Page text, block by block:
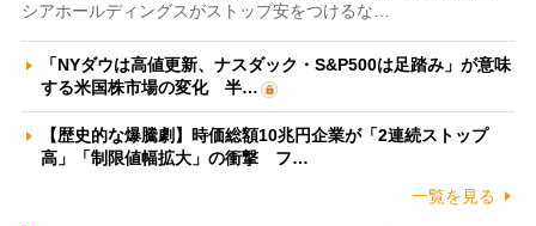
シアホールディングスがストップ安をつけるな…
「NYダウは高値更新、ナスダック・S&P500は足踏み」が意味
する米国株市場の変化 半…
【歴史的な爆騰劇】時価総額10兆円企業が「2連続ストップ
高」「制限値幅拡大」の衝撃 フ…
一覧を見る